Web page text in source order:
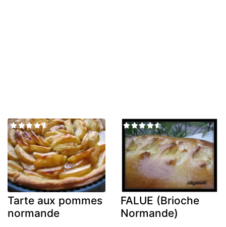
Tarte aux pommes
normande
FALUE (Brioche
Normande)